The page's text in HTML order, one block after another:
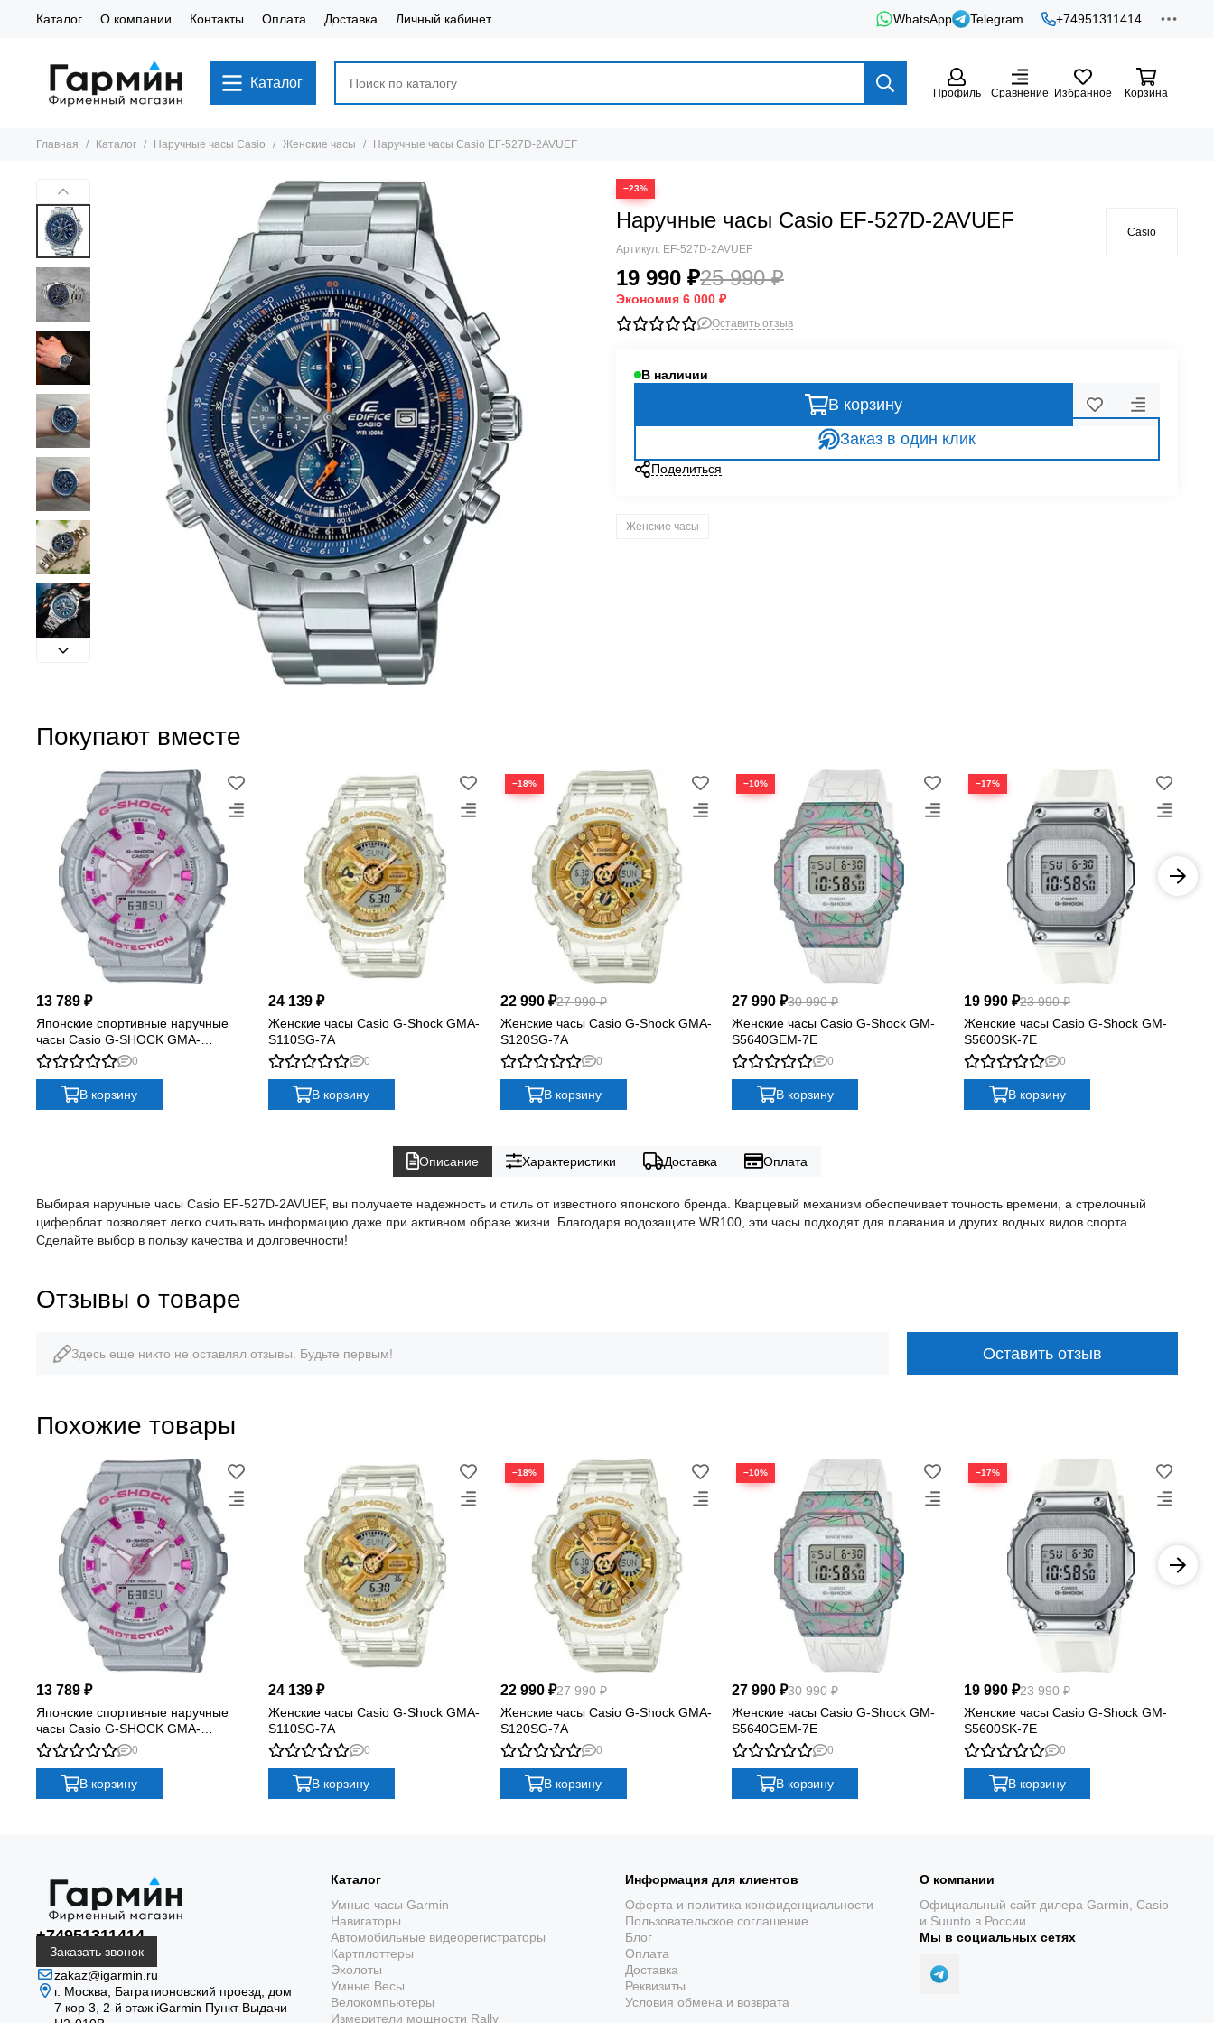
Каталог О компании Контакты Оплата Доставка Личный кабинет WhatsApp Telegram +74951311414
Каталог
Профиль Сравнение Избранное Корзина
Главная Каталог Наручные часы Casio Женские часы Наручные часы Casio EF-527D-2AVUEF
−23%
Наручные часы Casio EF-527D-2AVUEF
Артикул: EF-527D-2AVUEF
19 990 ₽25 990 ₽
Экономия 6 000 ₽
Casio
Оставить отзыв
В наличии
В корзину
Заказ в один клик
Поделиться
Женские часы
Покупают вместе
13 789 ₽
Японские спортивные наручные
часы Casio G-SHOCK GMA-
S130NP-8A с хронографом
0
В корзину
24 139 ₽
Женские часы Casio G-Shock GMA-
S110SG-7A
0
В корзину
−18%
22 990 ₽27 990 ₽
Женские часы Casio G-Shock GMA-
S120SG-7A
0
В корзину
−10%
27 990 ₽30 990 ₽
Женские часы Casio G-Shock GM-
S5640GEM-7E
0
В корзину
−17%
19 990 ₽23 990 ₽
Женские часы Casio G-Shock GM-
S5600SK-7E
0
В корзину
Описание Характеристики Доставка Оплата
Выбирая наручные часы Casio EF-527D-2AVUEF, вы получаете надежность и стиль от известного японского бренда. Кварцевый механизм обеспечивает точность времени, а стрелочный
циферблат позволяет легко считывать информацию даже при активном образе жизни. Благодаря водозащите WR100, эти часы подходят для плавания и других водных видов спорта.
Сделайте выбор в пользу качества и долговечности!
Отзывы о товаре
Здесь еще никто не оставлял отзывы. Будьте первым! Оставить отзыв
Похожие товары
13 789 ₽
Японские спортивные наручные
часы Casio G-SHOCK GMA-
S130NP-8A с хронографом
0
В корзину
24 139 ₽
Женские часы Casio G-Shock GMA-
S110SG-7A
0
В корзину
−18%
22 990 ₽27 990 ₽
Женские часы Casio G-Shock GMA-
S120SG-7A
0
В корзину
−10%
27 990 ₽30 990 ₽
Женские часы Casio G-Shock GM-
S5640GEM-7E
0
В корзину
−17%
19 990 ₽23 990 ₽
Женские часы Casio G-Shock GM-
S5600SK-7E
0
В корзину
+74951311414
Заказать звонок
zakaz@igarmin.ru
г. Москва, Багратионовский проезд, дом
7 кор 3, 2-й этаж iGarmin Пункт Выдачи
Каталог
Умные часы Garmin
Навигаторы
Автомобильные видеорегистраторы
Картплоттеры
Эхолоты
Умные Весы
Велокомпьютеры
Измерители мощности Rally
Информация для клиентов
Оферта и политика конфиденциальности
Пользовательское соглашение
Блог
Оплата
Доставка
Реквизиты
Условия обмена и возврата
О компании
Официальный сайт дилера Garmin, Casio
и Suunto в России
Мы в социальных сетях